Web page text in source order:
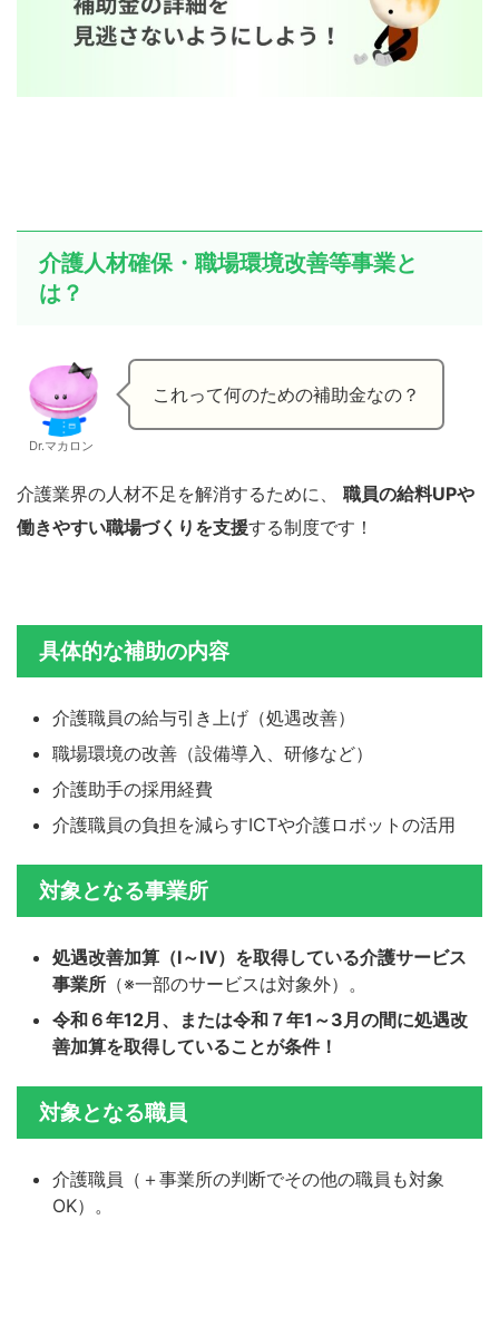
介護人材確保・職場環境改善等事業と
は？
Dr.マカロン
これって何のための補助金なの？
介護業界の人材不足を解消するために、 職員の給料UPや
働きやすい職場づくりを支援する制度です！
具体的な補助の内容
介護職員の給与引き上げ（処遇改善）
職場環境の改善（設備導入、研修など）
介護助手の採用経費
介護職員の負担を減らすICTや介護ロボットの活用
対象となる事業所
処遇改善加算（Ⅰ～Ⅳ）を取得している介護サービス
事業所 （※一部のサービスは対象外）。
令和６年12月、または令和７年1～3月の間に処遇改
善加算を取得していることが条件！
対象となる職員
介護職員（＋事業所の判断でその他の職員も対象
OK）。